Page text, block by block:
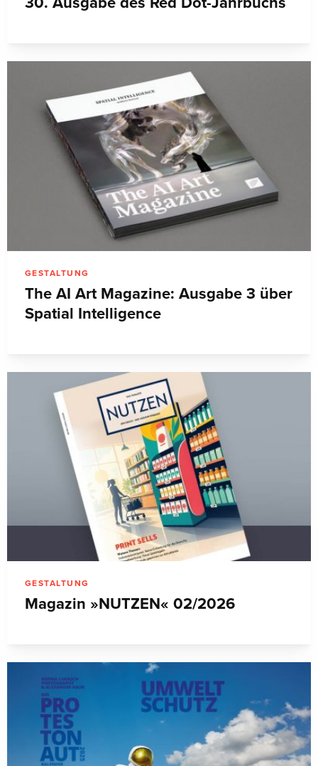
GESTALTUNG
The AI Art Magazine: Ausgabe 3 über
Spatial Intelligence
GESTALTUNG
Magazin »NUTZEN« 02/2026